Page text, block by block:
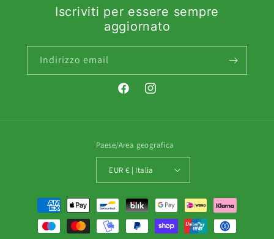
Iscriviti per essere sempre
aggiornato
Indirizzo email
FacebookInstagram
Paese/Area geografica
EUR € | Italia
Metodi
pagamento